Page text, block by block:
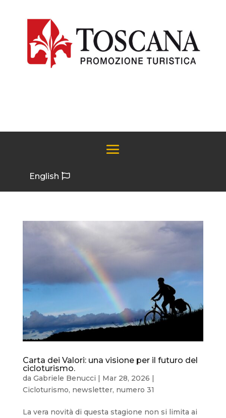
English
Carta dei Valori: una visione per il futuro del
cicloturismo.
da Gabriele Benucci | Mar 28, 2026 |
Cicloturismo, newsletter, numero 31
La vera novità di questa stagione non si limita ai